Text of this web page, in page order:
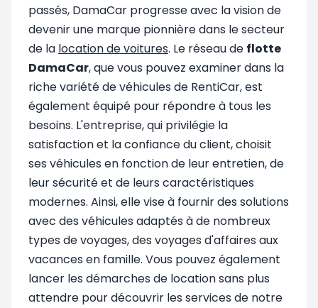
passés, DamaCar progresse avec la vision de
devenir une marque pionnière dans le secteur
de la location de voitures. Le réseau de flotte
DamaCar, que vous pouvez examiner dans la
riche variété de véhicules de RentiCar, est
également équipé pour répondre à tous les
besoins. L'entreprise, qui privilégie la
satisfaction et la confiance du client, choisit
ses véhicules en fonction de leur entretien, de
leur sécurité et de leurs caractéristiques
modernes. Ainsi, elle vise à fournir des solutions
avec des véhicules adaptés à de nombreux
types de voyages, des voyages d'affaires aux
vacances en famille. Vous pouvez également
lancer les démarches de location sans plus
attendre pour découvrir les services de notre